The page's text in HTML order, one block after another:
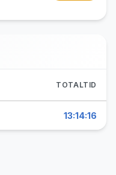
TOTALTID
13:14:16